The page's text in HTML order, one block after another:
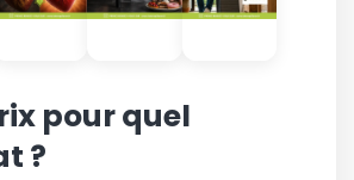
pour quel
?